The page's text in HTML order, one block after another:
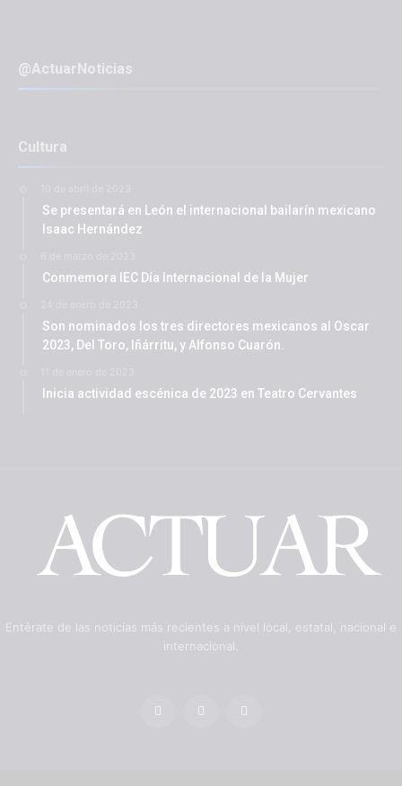
@ActuarNoticias
Cultura
Se presentará en León el internacional bailarín mexicano
Isaac Hernández
Conmemora IEC Día Internacional de la Mujer
Son nominados los tres directores mexicanos al Oscar
2023, Del Toro, Iñárritu, y Alfonso Cuarón.
Inicia actividad escénica de 2023 en Teatro Cervantes
Entérate de las noticias más recientes a nivel local, estatal, nacional e
internacional.